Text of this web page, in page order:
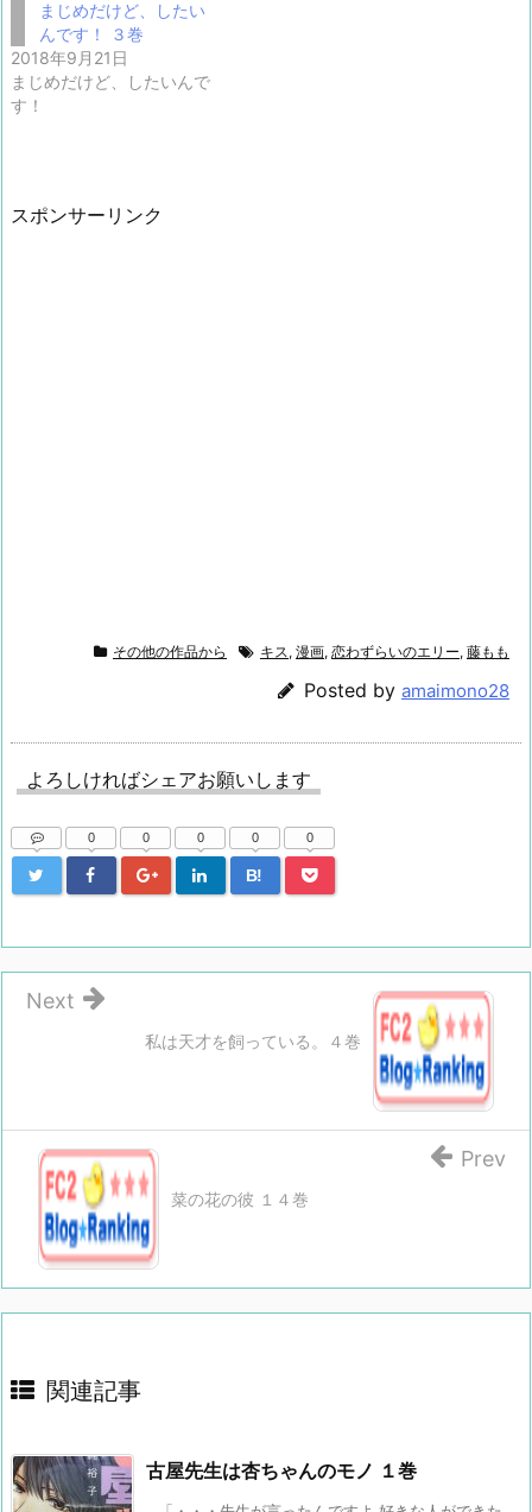
まじめだけど、したい
んです！ ３巻
2018年9月21日
まじめだけど、したいんで
す！
スポンサーリンク
その他の作品から キス , 漫画, 恋わずらいのエリー, 藤もも
Posted by amaimono28
よろしければシェアお願いします
0 0 0
B!
0 0
私は天才を飼っている。４巻
Next
菜の花の彼 １４巻
Prev
関連記事
古屋先生は杏ちゃんのモノ １巻